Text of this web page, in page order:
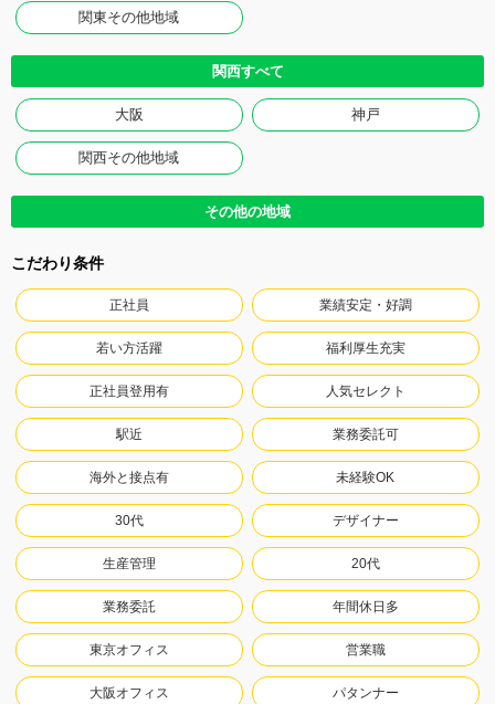
関東その他地域
関西すべて
大阪 神戸
関西その他地域
その他の地域
こだわり条件
正社員 業績安定・好調
若い方活躍 福利厚生充実
正社員登用有 人気セレクト
駅近 業務委託可
海外と接点有 未経験OK
30代 デザイナー
生産管理 20代
業務委託 年間休日多
東京オフィス 営業職
大阪オフィス パタンナー